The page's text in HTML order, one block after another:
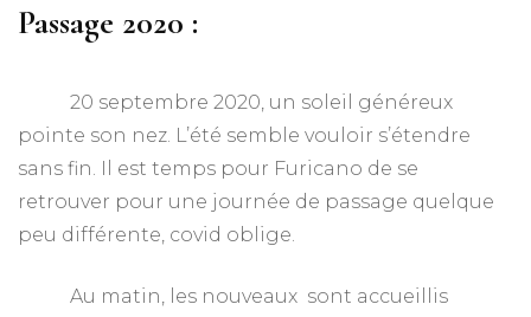
Passage 2020 :
20 septembre 2020, un soleil généreux
pointe son nez. L’été semble vouloir s’étendre
sans fin. Il est temps pour Furicano de se
retrouver pour une journée de passage quelque
peu différente, covid oblige.
Au matin, les nouveaux sont accueillis